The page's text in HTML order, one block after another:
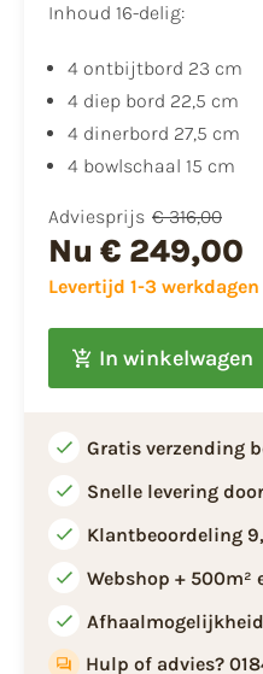
Inhoud 16-delig:
4 ontbijtbord 23 cm
4 diep bord 22,5 cm
4 dinerbord 27,5 cm
4 bowlschaal 15 cm
Adviesprijs € 316,00
Nu € 249,00
Levertijd 1-3 werkdagen
In winkelwagen
Gratis verzending
Snelle levering
Klantbeoordeling
Webshop + 500m²
Hulp of advies?